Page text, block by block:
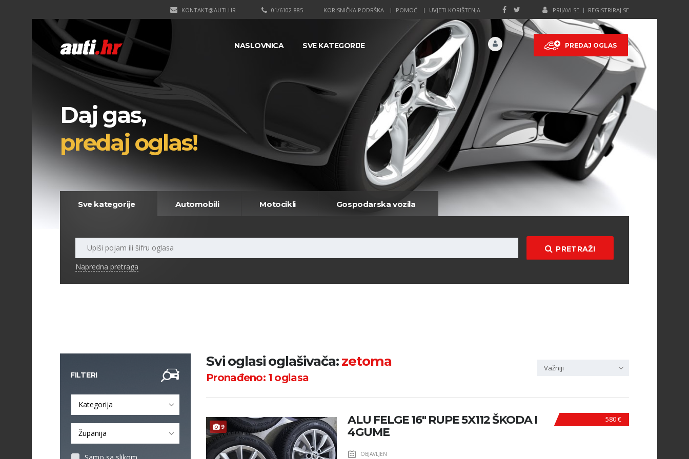
PRIJAVI SE REGISTRIRAJ SE
KORISNIČKA PODRŠKA POMOĆ UVJETI KORIŠTENJA
01/6102-885
KONTAKT@AUTI.HR
PREDAJ OGLAS
NASLOVNICA SVE KATEGORIJE
Daj gas,
predaj oglas!
Sve kategorije Automobili Motocikli Gospodarska vozila
PRETRAŽI
Napredna pretraga
FILTERI
Kategorija
Županija
Svi oglasi oglašivača:zetoma
Pronađeno: 1oglasa
Važniji
9
580 €
ALU FELGE 16" RUPE 5X112 ŠKODA I
4GUME
OBJAVLJEN